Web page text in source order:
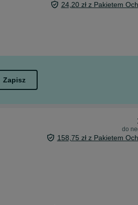
24,20 zł z Pakietem
Zapisz
do
158,75 zł z Pakietem